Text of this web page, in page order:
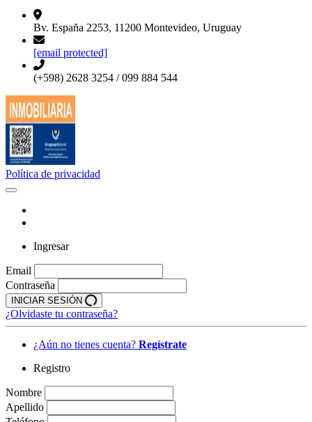
Bv. España 2253, 11200 Montevideo, Uruguay
[email protected]
(+598) 2628 3254 / 099 884 544
Política de privacidad
Ingresar
Email
Contraseña
INICIAR SESIÓN
¿Olvidaste tu contraseña?
¿Aún no tienes cuenta? Regístrate
Registro
Nombre
Apellido